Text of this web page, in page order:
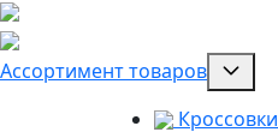
Ассортимент товаров
Кроссовки